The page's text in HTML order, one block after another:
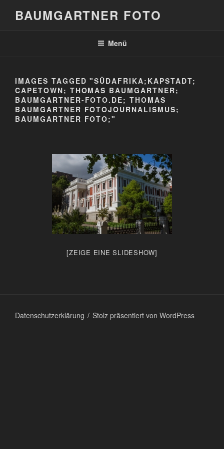
BAUMGARTNER FOTO
Menü
IMAGES TAGGED "SÜDAFRIKA;KAPSTADT;
CAPETOWN; THOMAS BAUMGARTNER;
BAUMGARTNER-FOTO.DE; THOMAS
BAUMGARTNER FOTOJOURNALISMUS;
BAUMGARTNER FOTO;"
[ZEIGE EINE SLIDESHOW]
Datenschutzerklärung Stolz präsentiert von WordPress